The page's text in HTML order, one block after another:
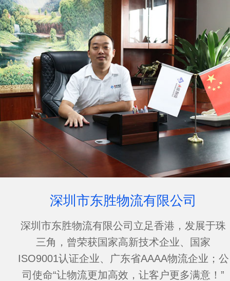
深圳市东胜物流有限公司
深圳市东胜物流有限公司立足香港，发展于珠
三角，曾荣获国家高新技术企业、国家
ISO9001认证企业、广东省AAAA物流企业；公
司使命“让物流更加高效，让客户更多满意！”